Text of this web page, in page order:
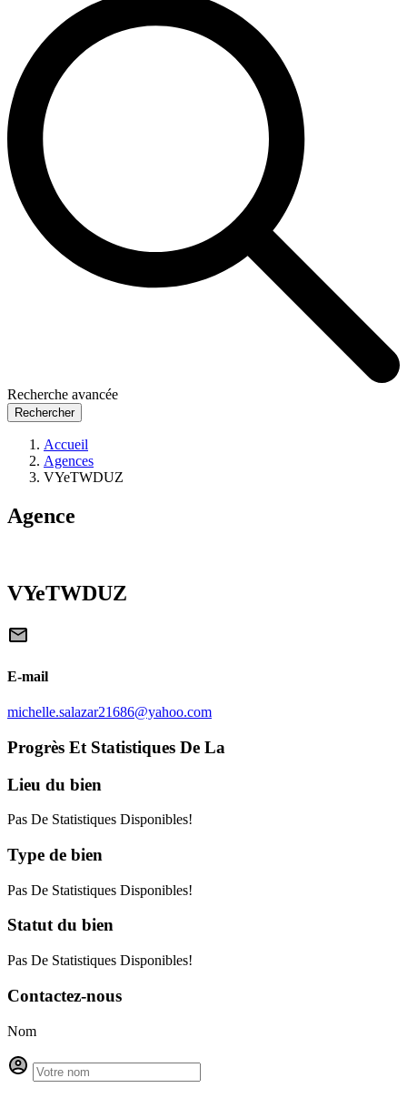
Recherche avancée
Rechercher
Accueil
Agences
VYeTWDUZ
Agence
VYeTWDUZ
E-mail
michelle.salazar21686@yahoo.com
Progrès Et Statistiques De La
Lieu du bien
Pas De Statistiques Disponibles!
Type de bien
Pas De Statistiques Disponibles!
Statutdu bien
Pas De Statistiques Disponibles!
Contactez-nous
Nom